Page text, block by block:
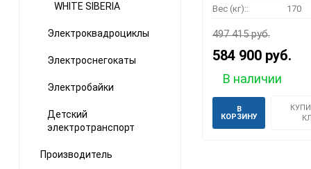
WHITE SIBERIA
Электроквадроциклы
Электроснегокаты
Электробайки
Детский
электротранспорт
Производитель
Вес (кг):: 170
497 415 руб.
584 900 руб.
В наличии
В
КОРЗИНУ